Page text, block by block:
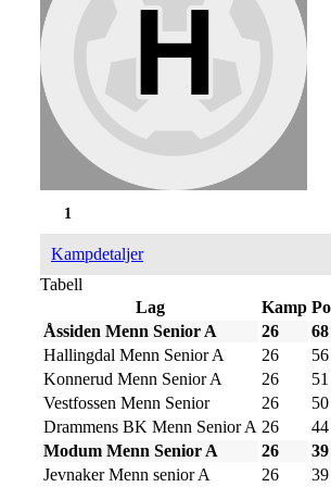
1
Kampdetaljer
Tabell
Lag
Kamp
Åssiden Menn Senior A
26
68
Hallingdal Menn Senior A
26
56
Konnerud Menn Senior A
26
51
Vestfossen Menn Senior
26
50
Drammens BK Menn Senior A 26
44
Modum Menn Senior A
26
39
Jevnaker Menn senior A
26 39